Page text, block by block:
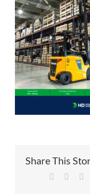
Share This
Facebook